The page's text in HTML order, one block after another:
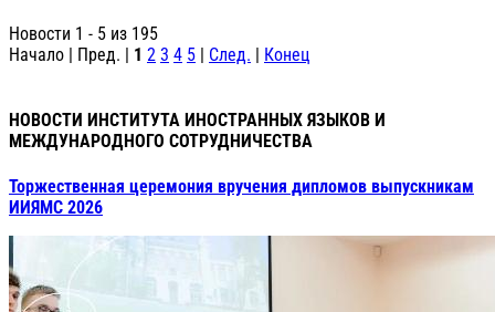
Новости 1 - 5 из 195
Начало | Пред. | 1 2 3 4 5 | След. | Конец
НОВОСТИ ИНСТИТУТА ИНОСТРАННЫХ ЯЗЫКОВ И
МЕЖДУНАРОДНОГО СОТРУДНИЧЕСТВА
Торжественная церемония вручения дипломов выпускникам
ИИЯМС 2026